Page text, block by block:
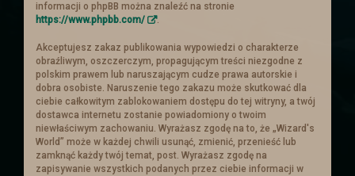
Zachęcamy do zajrzenia do zakładki z
Troche nowinek
Przebudowe przeszłyOgłoszenia . Cała
tabela is truktura została napisana od
nowa i dostosowana :).
informacji o phpBB można znaleźć na stronie
https://www.phpbb.com/
.
Akceptujesz zakaz publikowania wypowiedzi o charakterze
obraźliwym, oszczerczym, propagującym treści niezgodne z
polskim prawem lub naruszającym cudze prawa autorskie i
dobra osobiste. Naruszenie tego zakazu może skutkować dla
ciebie całkowitym zablokowaniem dostępu do tej witryny, a twój
dostawca internetu zostanie powiadomiony o twoim
niewłaściwym zachowaniu. Wyrażasz zgodę na to, że „Wizard's
World” może w każdej chwili usunąć, zmienić, przenieść lub
zamknąć każdy twój temat, post. Wyrażasz zgodę na
zapisywanie wszystkich podanych przez ciebie informacji w